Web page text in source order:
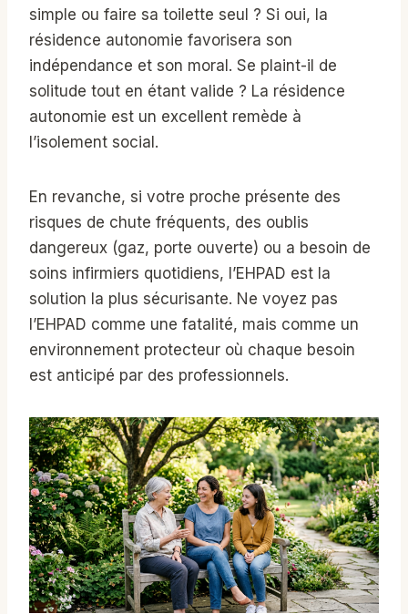
simple ou faire sa toilette seul ? Si oui, la
résidence autonomie favorisera son
indépendance et son moral. Se plaint-il de
solitude tout en étant valide ? La résidence
autonomie est un excellent remède à
l’isolement social.
En revanche, si votre proche présente des
risques de chute fréquents, des oublis
dangereux (gaz, porte ouverte) ou a besoin de
soins infirmiers quotidiens, l’EHPAD est la
solution la plus sécurisante. Ne voyez pas
l’EHPAD comme une fatalité, mais comme un
environnement protecteur où chaque besoin
est anticipé par des professionnels.